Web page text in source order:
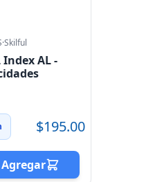
·Skilful
Index AL -
$195.00
Agregar